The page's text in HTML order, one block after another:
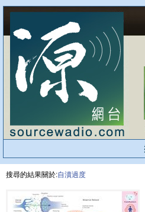
搜尋的結果關於:自瀆過度